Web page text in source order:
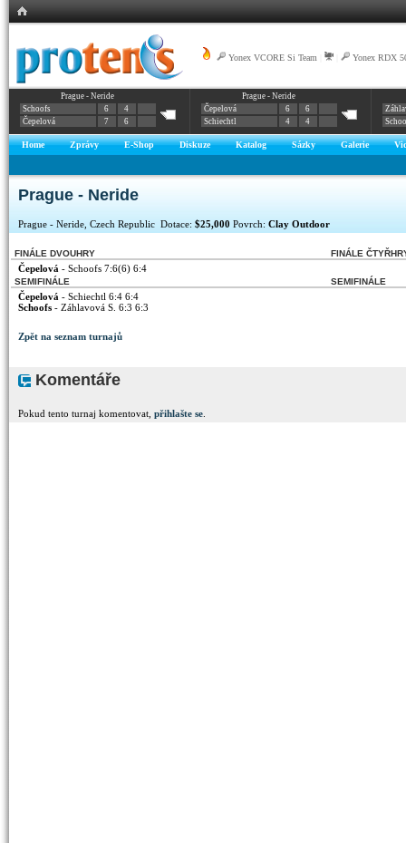
Yonex VCORE Si Team Yonex RDX
Prague - Neride
Schoofs
6
4
Čepelová
7 6
Prague - Neride
Čepelová
6
6
Schiechtl
4 4
Home Zprávy E-Shop Diskuze Katalog Sázky Galerie
Prague - Neride
Prague - Neride, Czech Republic Dotace: $25,000 Povrch: Clay Outdoor
FINÁLE DVOUHRY
Čepelová - Schoofs 7:6(6) 6:4
FINÁLE
SEMIFINÁLE
Čepelová - Schiechtl 6:4 6:4
Schoofs - Záhlavová S. 6:3 6:3
SEMIFINÁLE
Zpět na seznam turnajů
Komentáře
Pokud tento turnaj komentovat, přihlašte se